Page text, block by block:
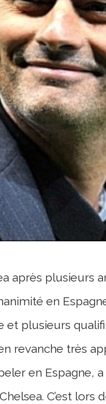
après plusieurs
en
et plusieurs
revanche très
en Espagne,
C’est lors